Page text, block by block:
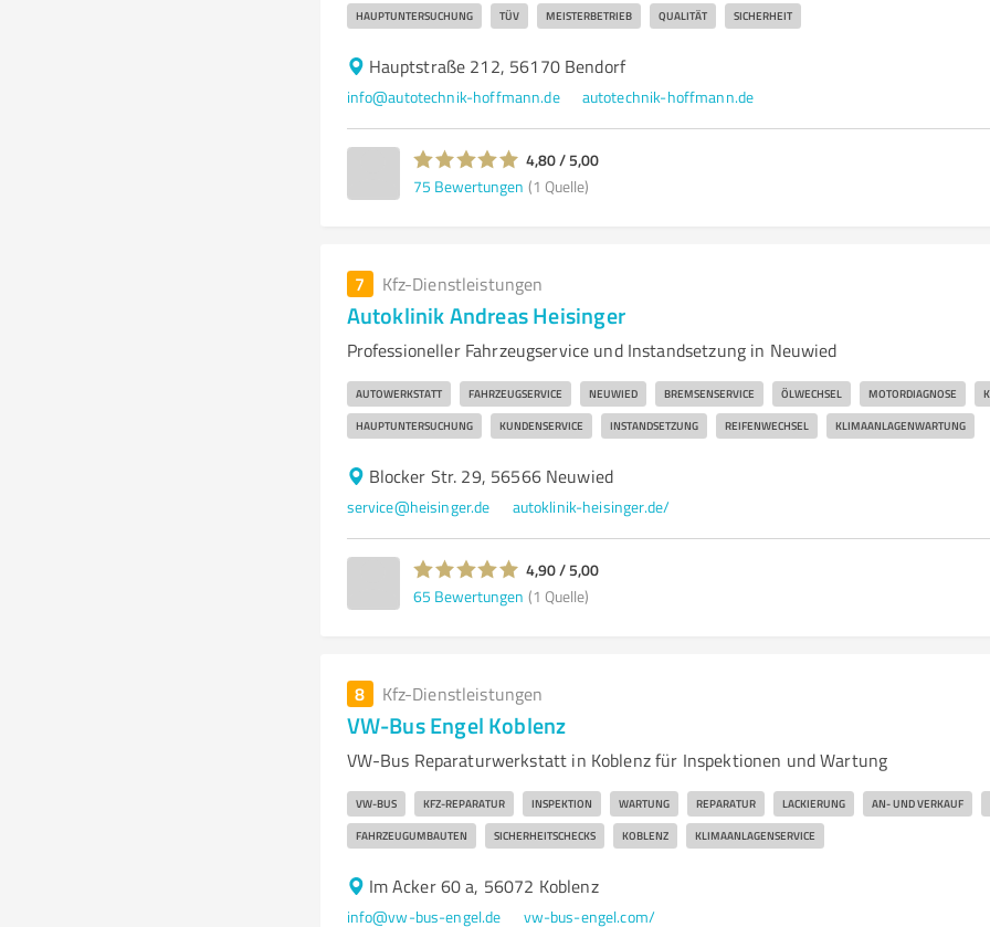
HAUPTUNTERSUCHUNG TÜV MEISTERBETRIEB QUALITÄT SICHERHEIT
Hauptstraße 212, 56170 Bendorf
info@autotechnik-hoffmann.de autotechnik-hoffmann.de
4,80 / 5,00
75 Bewertungen (1 Quelle)
7 Kfz-Dienstleistungen
Autoklinik Andreas Heisinger
Professioneller Fahrzeugservice und Instandsetzung in Neuwied
AUTOWERKSTATT FAHRZEUGSERVICE NEUWIED BREMSENSERVICE ÖLWECHSEL MOTORDIAGNOSE
HAUPTUNTERSUCHUNG KUNDENSERVICE INSTANDSETZUNG REIFENWECHSEL KLIMAANLAGENWARTUNG
Blocker Str. 29, 56566 Neuwied
service@heisinger.de autoklinik-heisinger.de/
4,90 / 5,00
65 Bewertungen (1 Quelle)
8 Kfz-Dienstleistungen
VW-Bus Engel Koblenz
VW-Bus Reparaturwerkstatt in Koblenz für Inspektionen und Wartung
VW-BUS KFZ-REPARATUR INSPEKTION WARTUNG REPARATUR LACKIERUNG AN- UND VERKAUF
FAHRZEUGUMBAUTEN SICHERHEITSCHECKS KOBLENZ KLIMAANLAGENSERVICE
Im Acker 60 a, 56072 Koblenz
info@vw-bus-engel.de vw-bus-engel.com/